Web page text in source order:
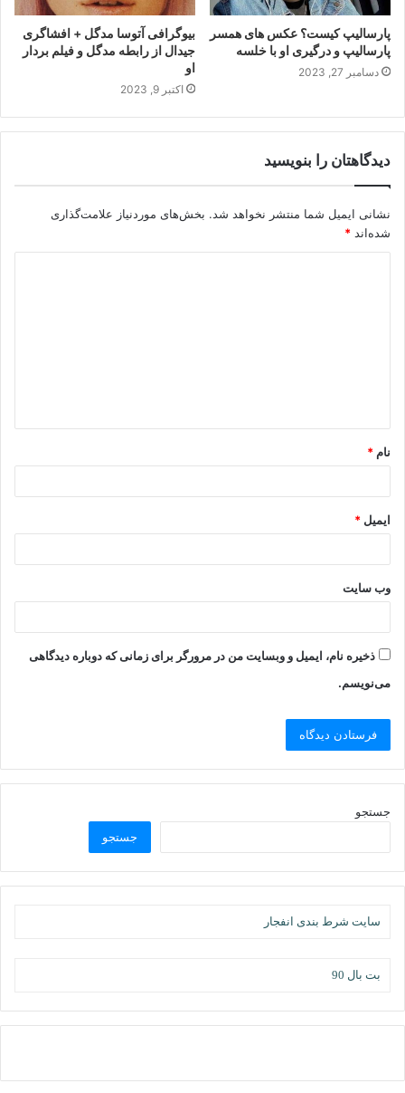
پارسالیپ کیست؟ عکس های همسر
پارسالیپ و درگیری او با خلسه
دسامبر 27, 2023
بیوگرافی آتوسا مدگل + افشاگری
جیدال از رابطه مدگل و فیلم بردار
او
اکتبر 9, 2023
دیدگاهتان را بنویسید
نشانی ایمیل شما منتشر نخواهد شد. بخش‌های موردنیاز علامت‌گذاری
شده‌اند *
نام *
ایمیل *
وب‌ سایت
ذخیره نام، ایمیل و وبسایت من در مرورگر برای زمانی که دوباره دیدگاهی
می‌نویسم.
جستجو
جستجو
سایت شرط بندی انفجار
بت بال 90